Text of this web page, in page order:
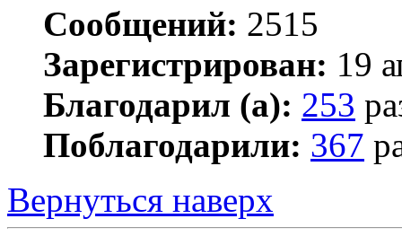
Сообщений: 2515
Зарегистрирован: 19
Благодарил (а): 253
Поблагодарили: 367
Вернуться наверх